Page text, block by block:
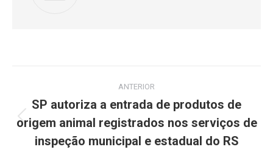
ANTERIOR
SP autoriza a entrada de produtos de
origem animal registrados nos serviços de
inspeção municipal e estadual do RS